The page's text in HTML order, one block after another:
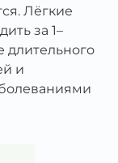
Лёгкие
за 1–
длительного
и